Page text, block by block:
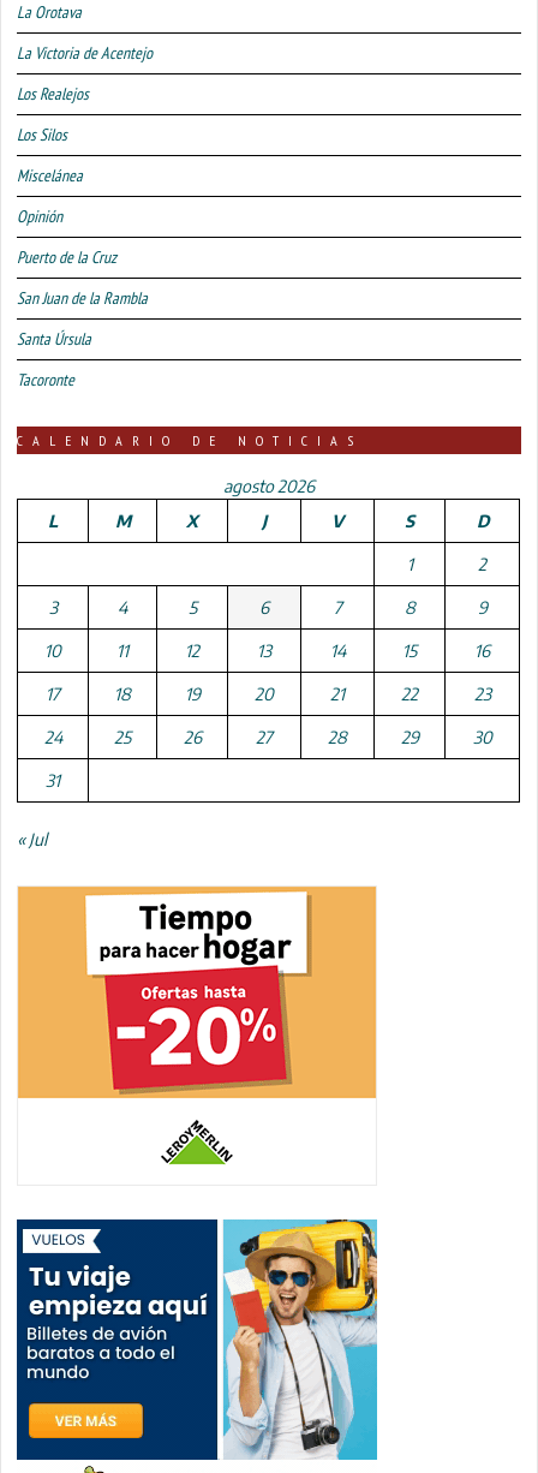
La Orotava
La Victoria de Acentejo
Los Realejos
Los Silos
Miscelánea
Opinión
Puerto de la Cruz
San Juan de la Rambla
Santa Úrsula
Tacoronte
CALENDARIO DE NOTICIAS
agosto 2026
L
M X J V S D
1 2
3 4 5 6 7 8 9
10 11 12 13 14 15 16
17 18 19 20 21 22 23
24 25 26 27 28 29 30
31
« Jul